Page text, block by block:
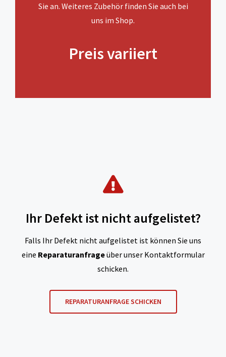
Sie an. Weiteres Zubehör finden Sie auch bei
uns im Shop.
Preis variiert
Ihr Defekt ist nicht aufgelistet?
Falls Ihr Defekt nicht aufgelistet ist können Sie uns
eine Reparaturanfrageüber unser Kontaktformular
schicken.
REPARATURANFRAGE SCHICKEN